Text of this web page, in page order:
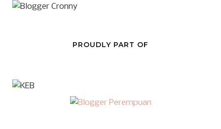
PROUDLY PART OF